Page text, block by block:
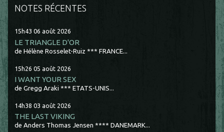
NOTES RÉCENTES
15h43 06 août 2026
LE TRIANGLE D'OR
de Hélène Rosselet-Ruiz *** FRANCE...
15h26 05 août 2026
I WANT YOUR SEX
de Gregg Araki *** ETATS-UNIS...
14h38 03 août 2026
THE LAST VIKING
de Anders Thomas Jensen **** DANEMARK...